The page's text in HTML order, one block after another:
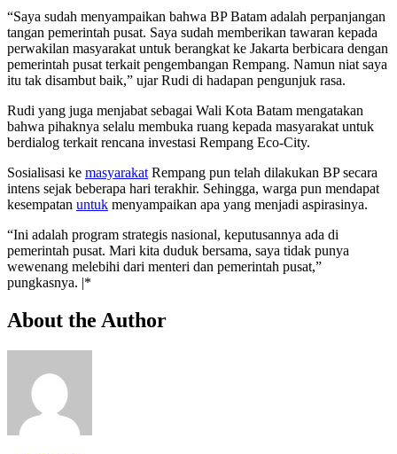
“Saya sudah menyampaikan bahwa BP Batam adalah perpanjangan
tangan pemerintah pusat. Saya sudah memberikan tawaran kepada
perwakilan masyarakat untuk berangkat ke Jakarta berbicara dengan
pemerintah pusat terkait pengembangan Rempang. Namun niat saya
itu tak disambut baik,” ujar Rudi di hadapan pengunjuk rasa.
Rudi yang juga menjabat sebagai Wali Kota Batam mengatakan
bahwa pihaknya selalu membuka ruang kepada masyarakat untuk
berdialog terkait rencana investasi Rempang Eco-City.
Sosialisasi ke masyarakat Rempang pun telah dilakukan BP secara
intens sejak beberapa hari terakhir. Sehingga, warga pun mendapat
kesempatan untuk menyampaikan apa yang menjadi aspirasinya.
“Ini adalah program strategis nasional, keputusannya ada di
pemerintah pusat. Mari kita duduk bersama, saya tidak punya
wewenang melebihi dari menteri dan pemerintah pusat,”
pungkasnya. |*
About the Author